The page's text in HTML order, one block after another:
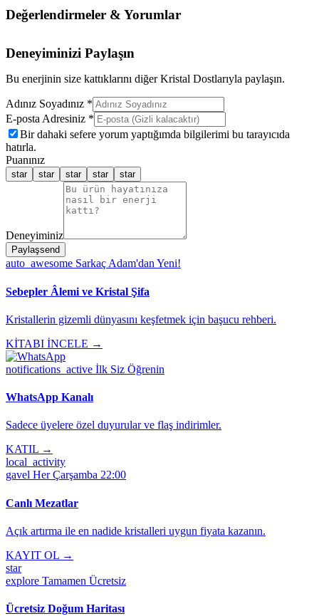
Değerlendirmeler & Yorumlar
Deneyiminizi Paylaşın
Bu enerjinin size kattıklarını diğer Kristal Dostlarıyla paylaşın.
Adınız Soyadınız *
E-posta Adresiniz *
Bir dahaki sefere yorum yaptığımda bilgilerimi bu tarayıcıda
hatırla.
Puanınız
star star star star star
Deneyiminiz
Paylaşsend
auto_awesome Sarkaç Adam'dan Yeni!
Sebepler Âlemi ve Kristal Şifa
Kristallerin gizemli dünyasını keşfetmek için başucu rehberi.
KİTABI İNCELE →
notifications_active İlk Siz Öğrenin
WhatsApp Kanalı
Sadece üyelere özel duyurular ve flaş indirimler.
KATIL →
local_activity
gavel Her Çarşamba 22:00
Canlı Mezatlar
Açık artırma ile en nadide kristalleri uygun fiyata kazanın.
KAYIT OL →
star
explore Tamamen Ücretsiz
Ücretsiz Doğum Haritası